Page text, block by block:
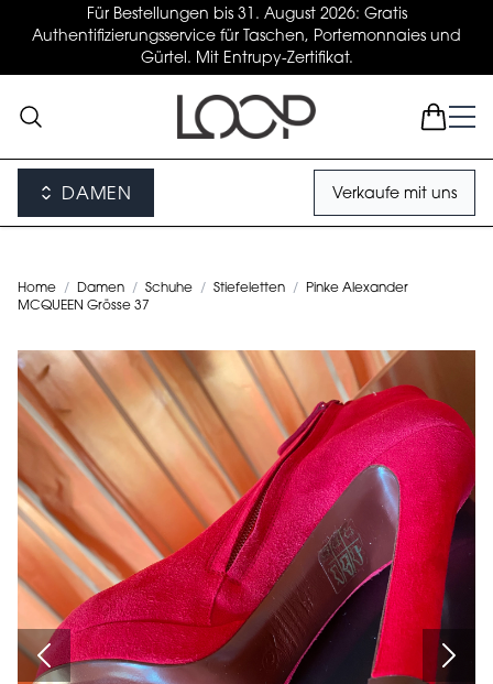
Für Bestellungen bis 31. August 2026: Gratis
Authentifizierungsservice für Taschen, Portemonnaies und
Gürtel. Mit Entrupy-Zertifikat.
DAMEN Verkaufe mit uns
Home / Damen / Schuhe / Stiefeletten /
Pinke Alexander
MCQUEEN Grösse 37